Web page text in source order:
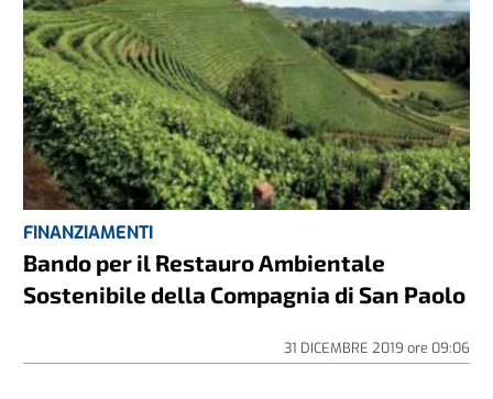
FINANZIAMENTI
Bando per il Restauro Ambientale
Sostenibile della Compagnia di San Paolo
31 DICEMBRE 2019 ore 09:06